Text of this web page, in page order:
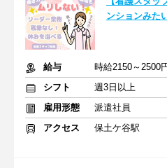
ンションみた
給与
時給2150～2500
シフト
週3日以上
雇用形態
派遣社員
アクセス
保土ケ谷駅